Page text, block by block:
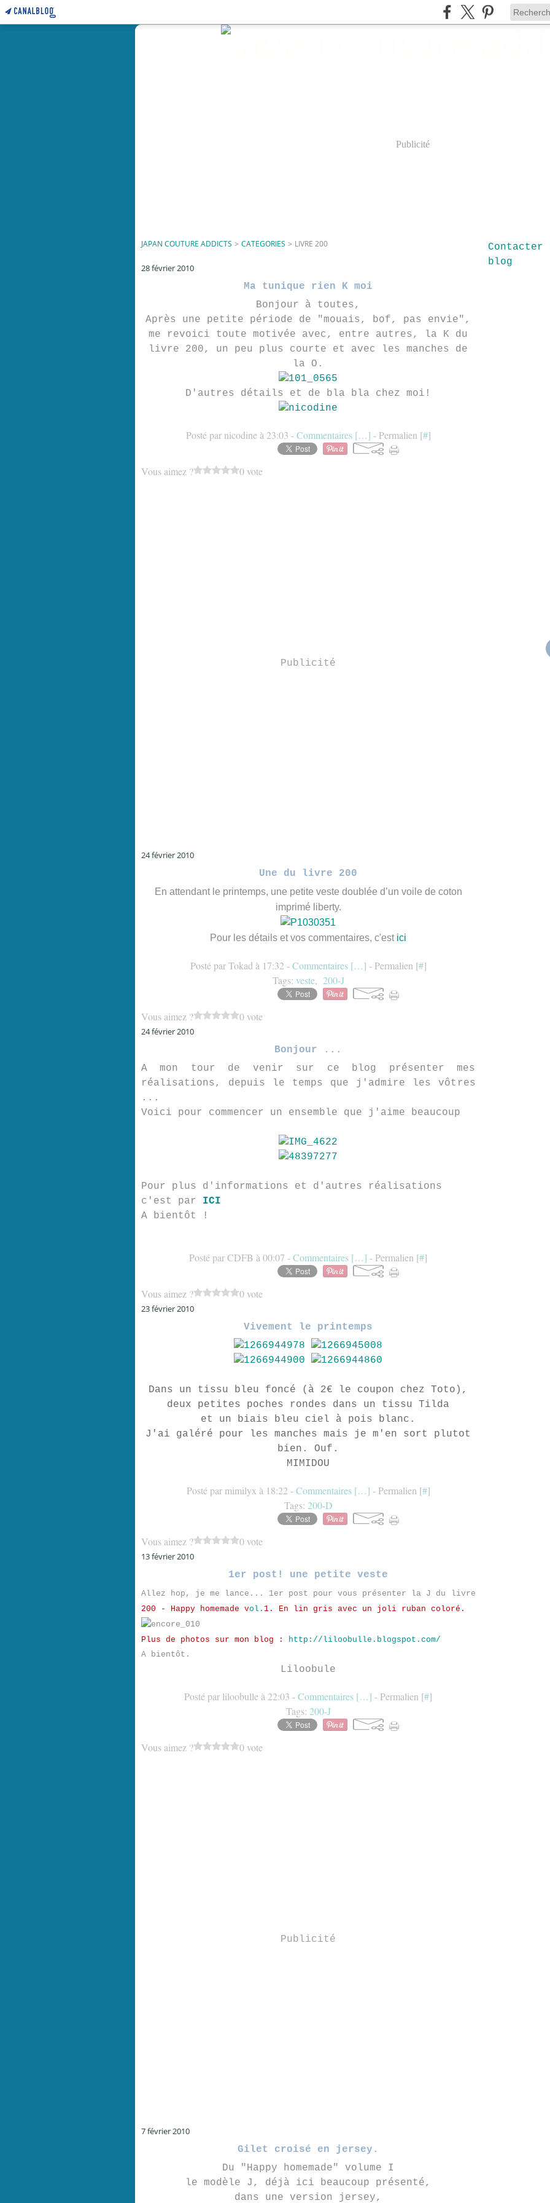
Publicité
JAPAN COUTURE ADDICTS > CATEGORIES > LIVRE 200
28 février 2010
Ma tunique rien K moi
Bonjour à toutes,
Après une petite période de "mouais, bof, pas envie",
me revoici toute motivée avec, entre autres, la K du
livre 200, un peu plus courte et avec les manches de
la O.
D'autres détails et de bla bla chez moi!
Posté par nicodine à 23:03 -Commentaires […] - Permalien [#]
Vous aimez ? 0 vote
Publicité
24 février 2010
Une du livre 200
En attendant le printemps, une petite veste doublée d’un voile de coton
imprimé liberty.
Pour les détails et vos commentaires, c'est ici
Posté par Tokad à 17:32 -Commentaires […] - Permalien [#]
Tags: veste, 200-J
Vous aimez ? 0 vote
24 février 2010
Bonjour ...
A mon tour de venir sur ce blog présenter mes
réalisations, depuis le temps que j'admire les vôtres
...
Voici pour commencer un ensemble que j'aime beaucoup
Pour plus d'informations et d'autres réalisations
c'est par ICI
A bientôt !
Posté par CDFB à 00:07 -Commentaires […] - Permalien [#]
Vous aimez ? 0 vote
23 février 2010
Vivement le printemps
Dans un tissu bleu foncé (à 2€ le coupon chez Toto),
deux petites poches rondes dans un tissu Tilda
et un biais bleu ciel à pois blanc.
J'ai galéré pour les manches mais je m'en sort plutot
bien. Ouf.
MIMIDOU
Posté par mimilyx à 18:22 -Commentaires […] - Permalien [#]
Tags: 200-D
Vous aimez ? 0 vote
13 février 2010
1er post! une petite veste
Allez hop, je me lance... 1er post pour vous présenter la J du livre
200 - Happy homemade vol. 1. En lin gris avec un joli ruban coloré.
Plus de photos sur mon blog :
http://liloobulle.blogspot.com/
A bientôt.
Liloobule
Posté par liloobulle à 22:03 -Commentaires […] - Permalien [#]
Tags: 200-J
Vous aimez ? 0 vote
Publicité
7 février 2010
Gilet croisé en jersey.
Du "Happy homemade" volume I
le modèle J, déjà ici beaucoup présenté,
dans une version jersey,
blog